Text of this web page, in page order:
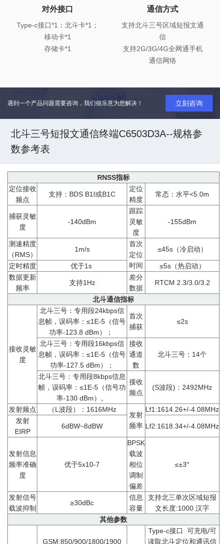
对外接口
Type-c接口*1；北斗卡*1；
移动卡*1
存储卡*1
通信方式
支持北斗三号区域短报文通
信
支持2G/3G/4G全网通手机
通信网络
遇到一个产品问题需要咨询，我们很乐意为您解决！ 立刻咨询
北斗三号短报文通信终端C6503D3A--规格参
数参考表
RNSS指标
定位接收
频点
支持：BDS B1I或B1C
定位
精度
常态：水平<5.0m
捕获灵敏
度
-140dBm
跟踪
灵敏
度
-155dBm
测速精度
（RMS）
1m/s
首次
定位
时间
≤45s（冷启动）
定时精度 优于1s
≤5s（热启动）
数据更新
频率
支持1Hz
差分
数据
RTCM 2.3/3.0/3.2
北斗通信指标
接收灵敏
度
北斗三号：专用段24kbps信
息帧，误码率：≤1E-5（信号
功率-123.8 dBm）；
首次
捕获
≤2s
北斗三号：专用段16kbps信
息帧，误码率：≤1E-5（信号
功率-127.5 dBm）；
接收
通道
数
北斗三号：14个
北斗三号：专用段8kbps信息
帧，误码率：≤1E-5（信号功
率-130 dBm）。
接收
频点
(S波段)：2492MHz
发射频点 （L波段）：1616MHz
发射
频率
Lf1:1614.26+/-4.08MHz
发射
EIRP
6dBW~8dBW Lf2:1618.34+/-4.08MHz
发射信息
频率准确
度
优于5x10-7
BPSK
载波
相位
调制
偏差
≤±3°
发射信号
载波抑制
≥30dBc
信息
容量
支持北三单次区域短报
文长度:1000 汉字
其他参数
GSM:850/900/1800/1900
Type-c接口 可充电/可
读取北斗定位和通讯信